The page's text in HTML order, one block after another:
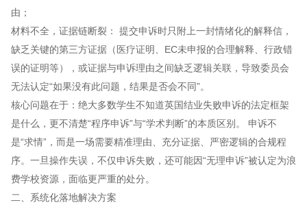
由；
材料不全，证据链断裂： 提交申诉时只附上一封情绪化的解释信，
缺乏关键的第三方证据（医疗证明、EC未申报的合理解释、行政错
误的证明等），或证据与申诉理由之间缺乏逻辑关联，导致委员会
无法认定“如果没有此问题，结果是否会不同”。
核心问题在于：绝大多数学生不知道英国结业失败申诉的法定框架
是什么，更不清楚“程序申诉”与“学术判断”的本质区别。 申诉不
是“求情”，而是一场需要精准理由、充分证据、严密逻辑的合规程
序。一旦操作失误，不仅申诉失败，还可能因“无理申诉”被认定为浪
费学校资源，面临更严重的处分。
二、系统化落地解决方案